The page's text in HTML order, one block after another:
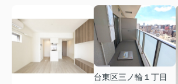
台東区三ノ輪１丁目